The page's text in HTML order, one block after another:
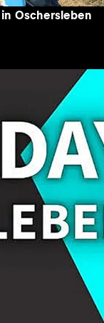
Oschersleben